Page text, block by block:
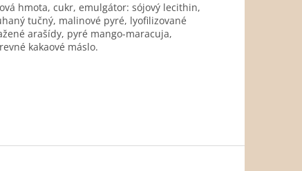
hmota, cukr, emulgátor: sójový lecithin,
tučný, malinové pyré, lyofilizované
arašídy, pyré mango-maracuja,
kakaové máslo.